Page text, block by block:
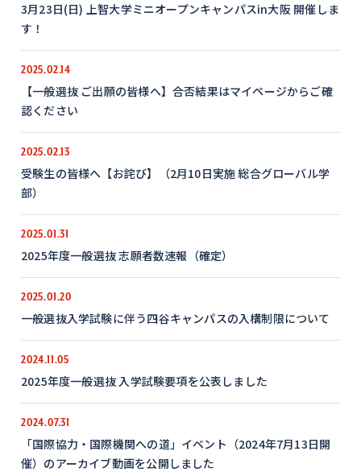
3月23日(日) 上智大学ミニオープンキャンパスin大阪 開催しま
す！
2025.02.14
【一般選抜 ご出願の皆様へ】合否結果はマイページからご確
認ください
2025.02.13
受験生の皆様へ【お詫び】（2月10日実施 総合グローバル学
部）
2025.01.31
2025年度一般選抜 志願者数速報（確定）
2025.01.20
一般選抜入学試験に伴う四谷キャンパスの入構制限について
2024.11.05
2025年度一般選抜 入学試験要項を公表しました
2024.07.31
「国際協力・国際機関への道」イベント（2024年7月13日開
催）のアーカイブ動画を公開しました